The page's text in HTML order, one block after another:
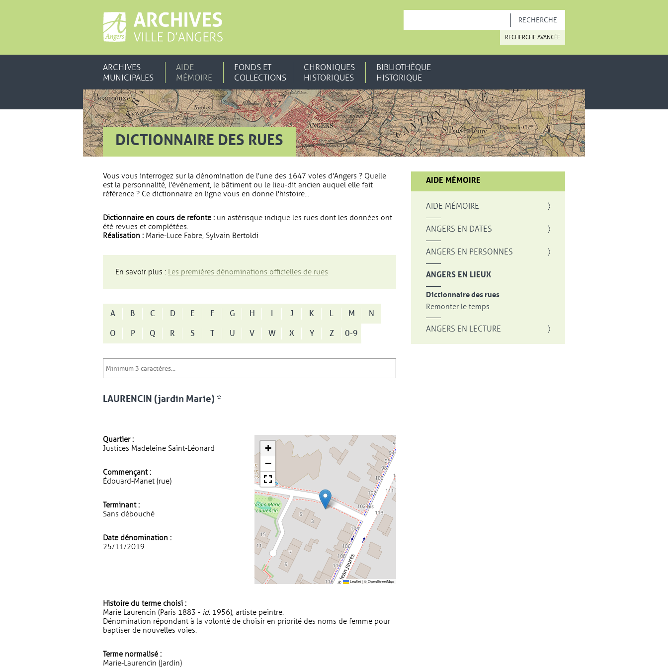
RECHERCHE AVANCÉE
ARCHIVES
MUNICIPALES
AIDE
MÉMOIRE
FONDS ET
COLLECTIONS
CHRONIQUES
HISTORIQUES
BIBLIOTHÈQUE
HISTORIQUE
DICTIONNAIRE DES RUES
Vous vous interrogez sur la dénomination de l'une des 1647 voies d'Angers ? Quelle
est la personnalité, l'événement, le bâtiment ou le lieu-dit ancien auquel elle fait
référence ? Ce dictionnaire en ligne vous en donne l'histoire...
Dictionnaire en cours de refonte : un astérisque indique les rues dont les données ont
été revues et complétées.
Réalisation : Marie-Luce Fabre, Sylvain Bertoldi
En savoir plus : Les premières dénominations officielles de rues
A B C D E F G H I J K L M
N
O
P Q R S T U V W X Y Z 0-9
LAURENCIN (jardin Marie) *
Quartier :
Justices Madeleine Saint-Léonard
Commençant :
Édouard-Manet (rue)
Terminant :
Sans débouché
Date dénomination :
25/11/2019
+
−
Leaflet|©OpenStreetMap
Histoire du terme choisi :
Marie Laurencin (Paris 1883 - id. 1956), artiste peintre.
Dénomination répondant à la volonté de choisir en priorité des noms de femme pour
baptiser de nouvelles voies.
Terme normalisé :
Marie-Laurencin (jardin)
AIDE MÉMOIRE
AIDE MÉMOIRE
ANGERS EN DATES
ANGERS EN PERSONNES
ANGERS EN LIEUX
Dictionnaire des rues
Remonter le temps
ANGERS EN LECTURE